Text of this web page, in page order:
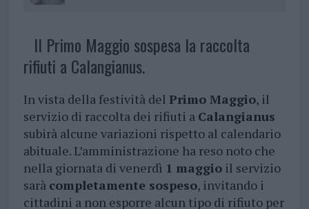
Il Primo Maggio sospesa la raccolta
rifiuti a Calangianus.
In vista della festività del Primo Maggio, il
servizio di raccolta dei rifiuti a Calangianus
subirà alcune variazioni rispetto al calendario
abituale. L’amministrazione ha reso noto che
nella giornata di venerdì 1 maggioil servizio
sarà completamente sospeso, invitando i
cittadini a non esporre alcun tipo di rifiuto per